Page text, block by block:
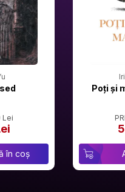
Lei
în coș
Poți și